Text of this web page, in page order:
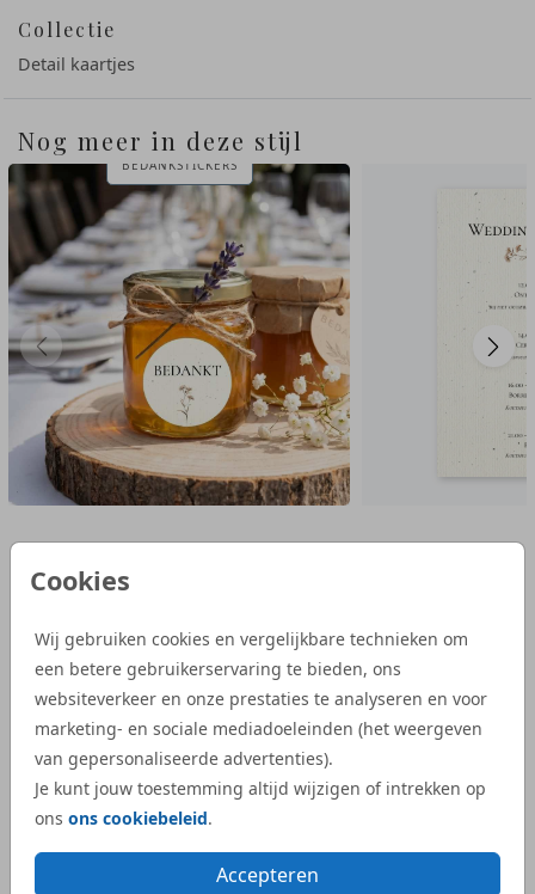
Cookies
Wij gebruiken cookies en vergelijkbare technieken om
een betere gebruikerservaring te bieden, ons
websiteverkeer en onze prestaties te analyseren en voor
marketing- en sociale mediadoeleinden (het weergeven
van gepersonaliseerde advertenties).
Je kunt jouw toestemming altijd wijzigen of intrekken op
ons ons cookiebeleid.
Accepteren
Collectie
Detail kaartjes
Nog meer in deze stijl
BEDANKSTICKERS
Reviews van onze klanten
“Wij zijn heel tevreden met de service van
Studio Dijs. We waren op zoek naar een
iets bijzonderder kaartje, en bij Studio Dijs
vonden we precies wat we zochten. Zowel
de proefdruk als de daadwerkelijke
geboortekaartjes waren snel geleverd.”
bij